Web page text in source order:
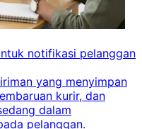
notifikasi pelanggan
yang menyimpan
kurir, dan
dalam
pelanggan.